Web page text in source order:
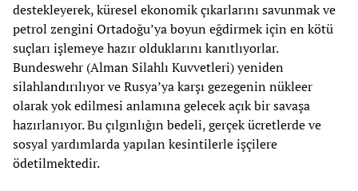
destekleyerek, küresel ekonomik çıkarlarını savunmak ve
petrol zengini Ortadoğu’ya boyun eğdirmek için en kötü
suçları işlemeye hazır olduklarını kanıtlıyorlar.
Bundeswehr (Alman Silahlı Kuvvetleri) yeniden
silahlandırılıyor ve Rusya’ya karşı gezegenin nükleer
olarak yok edilmesi anlamına gelecek açık bir savaşa
hazırlanıyor. Bu çılgınlığın bedeli, gerçek ücretlerde ve
sosyal yardımlarda yapılan kesintilerle işçilere
ödetilmektedir.